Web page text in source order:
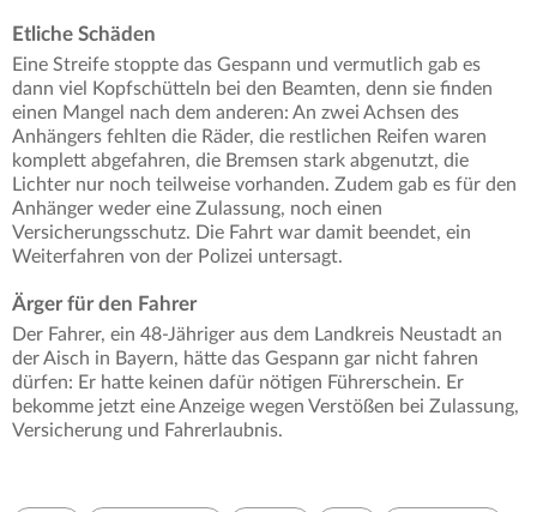
Etliche Schäden
Eine Streife stoppte das Gespann und vermutlich gab es
dann viel Kopfschütteln bei den Beamten, denn sie finden
einen Mangel nach dem anderen: An zwei Achsen des
Anhängers fehlten die Räder, die restlichen Reifen waren
komplett abgefahren, die Bremsen stark abgenutzt, die
Lichter nur noch teilweise vorhanden. Zudem gab es für den
Anhänger weder eine Zulassung, noch einen
Versicherungsschutz. Die Fahrt war damit beendet, ein
Weiterfahren von der Polizei untersagt.
Ärger für den Fahrer
Der Fahrer, ein 48-Jähriger aus dem Landkreis Neustadt an
der Aisch in Bayern, hätte das Gespann gar nicht fahren
dürfen: Er hatte keinen dafür nötigen Führerschein. Er
bekomme jetzt eine Anzeige wegen Verstößen bei Zulassung,
Versicherung und Fahrerlaubnis.